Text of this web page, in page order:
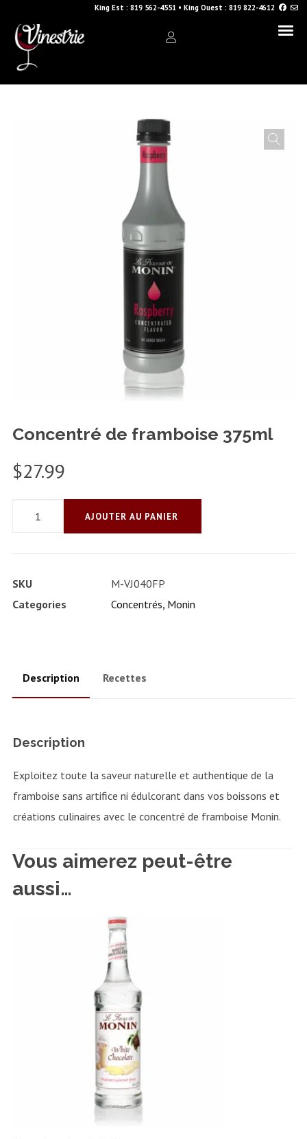
King Est : 819 562-4551 • King Ouest : 819 822-4612
Concentré de framboise 375ml
$27.99
quantité
framboise
375ml
AJOUTER AU PANIER
SKU
M-VJ040FP
Categories
Concentrés, Monin
Description Recettes
Description
Exploitez toute la saveur naturelle et authentique de la
framboise sans artifice ni édulcorant dans vos boissons et
créations culinaires avec le concentré de framboise Monin.
Vous aimerez peut-être
aussi…